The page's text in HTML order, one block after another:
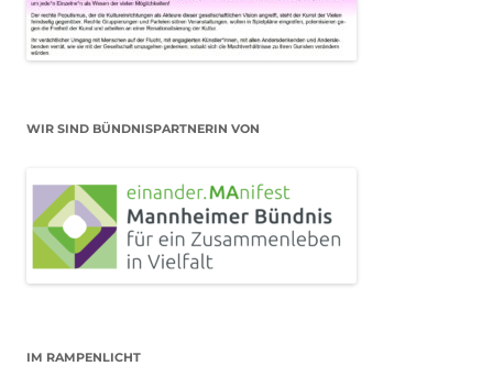
WIR SIND BÜNDNISPARTNERIN VON
IM RAMPENLICHT